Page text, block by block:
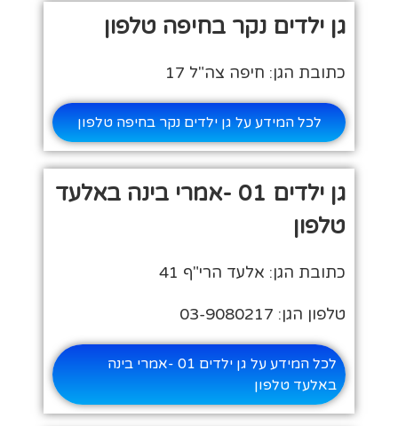
גן ילדים נקר בחיפה טלפון
כתובת הגן: חיפה צה"ל 17
לכל המידע על גן ילדים נקר בחיפה טלפון
גן ילדים 01 -אמרי בינה באלעד
טלפון
כתובת הגן: אלעד הרי"ף 41
טלפון הגן: 03-9080217
לכל המידע על גן ילדים 01 -אמרי בינה
באלעד טלפון